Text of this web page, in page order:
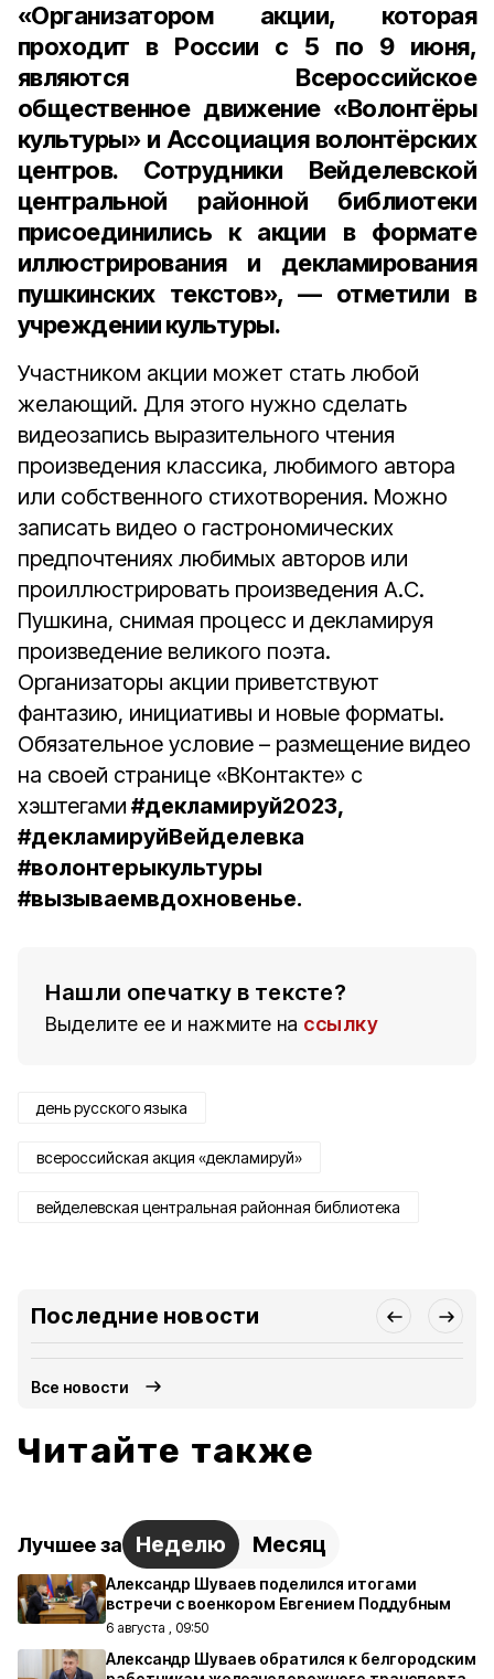
«Организатором акции, которая
проходит в России с 5 по 9 июня,
являются Всероссийское
общественное движение «Волонтёры
культуры» и Ассоциация волонтёрских
центров. Сотрудники Вейделевской
центральной районной библиотеки
присоединились к акции в формате
иллюстрирования и декламирования
пушкинских текстов», — отметили в
учреждении культуры.
Участником акции может стать любой
желающий. Для этого нужно сделать
видеозапись выразительного чтения
произведения классика, любимого автора
или собственного стихотворения. Можно
записать видео о гастрономических
предпочтениях любимых авторов или
проиллюстрировать произведения А.С.
Пушкина, снимая процесс и декламируя
произведение великого поэта.
Организаторы акции приветствуют
фантазию, инициативы и новые форматы.
Обязательное условие – размещение видео
на своей странице «ВКонтакте» с
хэштегами #декламируй2023,
#декламируйВейделевка
#волонтерыкультуры
#вызываемвдохновенье.
Нашли опечатку в тексте?
Выделите ее и нажмите на ссылку
день русского языка
всероссийская акция «декламируй»
вейделевская центральная районная библиотека
Последние новости
Все новости
Читайте также
Лучшее за Неделю Месяц
Александр Шуваев поделился итогами
встречи с военкором Евгением Поддубным
6 августа , 09:50
Александр Шуваев обратился к белгородским